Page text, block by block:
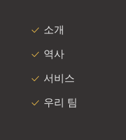
소개
역사
서비스
우리 팀